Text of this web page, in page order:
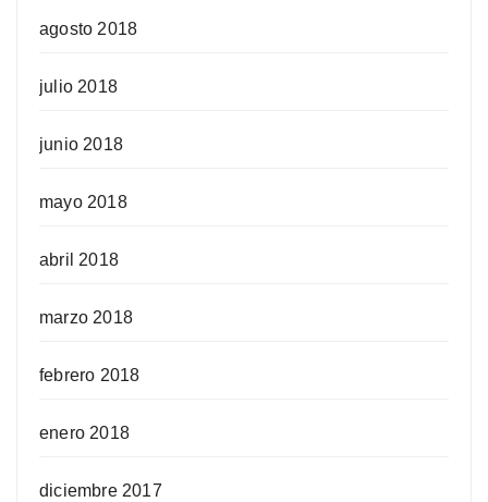
agosto 2018
julio 2018
junio 2018
mayo 2018
abril 2018
marzo 2018
febrero 2018
enero 2018
diciembre 2017